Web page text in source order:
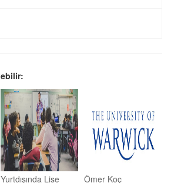
Yurtdışında Lise
Ömer Koç